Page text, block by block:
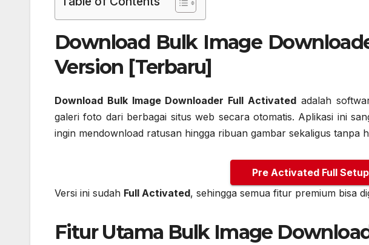
Download Bulk Image
Version [Terbaru]
Download Bulk Image Downloader Full Activatedadalah
galeri foto dari berbagai situs web secara otomatis. Aplikasi ini
ingin mendownload ratusan hingga ribuan gambar sekaligus tanpa
Pre Activated Full Setup
Versi ini sudah Full Activated, sehingga semua fitur premium bisa
Fitur Utama Bulk Image